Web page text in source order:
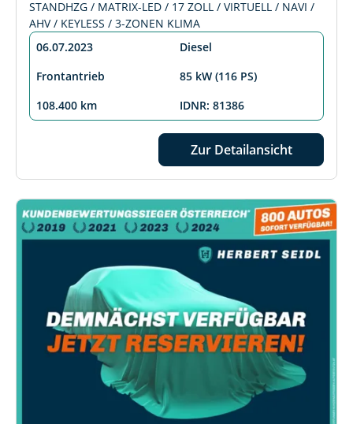
STANDHZG / MATRIX-LED / 17 ZOLL / VIRTUELL / NAVI /
AHV / KEYLESS / 3-ZONEN KLIMA
06.07.2023
Diesel
Frontantrieb
85 kW (116 PS)
108.400 km
IDNR: 81386
Zur Detailansicht